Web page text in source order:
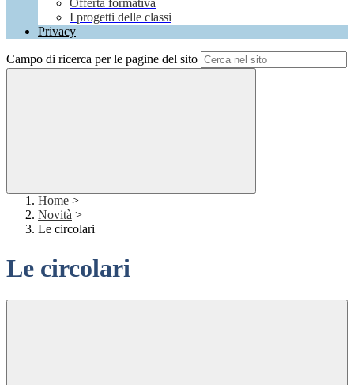
Offerta formativa
I progetti delle classi
Privacy
Campo di ricerca per le pagine del sito
Home >
Novità >
Le circolari
Le circolari